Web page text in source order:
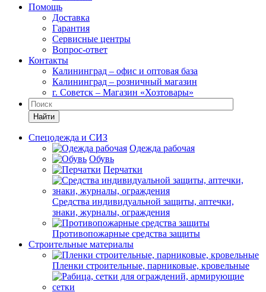
Помощь
Доставка
Гарантия
Сервисные центры
Вопрос-ответ
Контакты
Калининград – офис и оптовая база
Калининград – розничный магазин
г. Советск – Магазин «Хозтовары»
Найти
Спецодежда и СИЗ
Одежда рабочая
Обувь
Перчатки
Средства индивидуальной защиты, аптечки,
знаки, журналы, ограждения
Противопожарные средства защиты
Строительные материалы
Пленки строительные, парниковые, кровельные